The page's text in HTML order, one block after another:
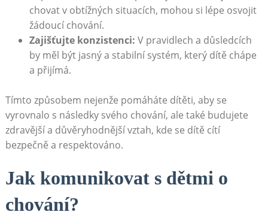
chovat v obtížných situacích, mohou si lépe osvojit
žádoucí chování.
Zajišťujte konzistenci: V pravidlech a důsledcích
by měl být jasný a stabilní systém, který dítě chápe
a přijímá.
Tímto způsobem nejenže pomáháte dítěti, aby se
vyrovnalo s následky svého chování, ale také budujete
zdravější a důvěryhodnější vztah, kde se dítě cítí
bezpečně a respektováno.
Jak komunikovat s dětmi o
chování?